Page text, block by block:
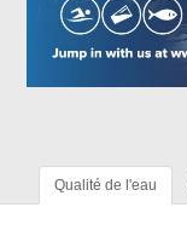
Qualité de l'eau